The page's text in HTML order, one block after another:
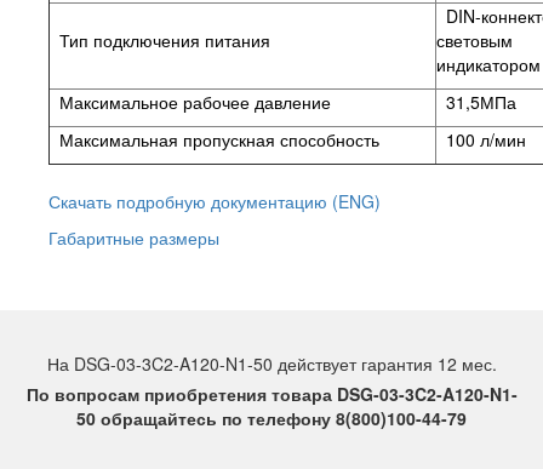
Тип подключения питания
DIN-
световым
индикатором
Максимальное рабочее давление
31,5МПа
Максимальная пропускная способность
100 л/мин
Скачать подробную документацию (ENG)
Габаритные размеры
На DSG-03-3C2-A120-N1-50 действует гарантия 12 мес.
По вопросам приобретения товара DSG-03-3C2-A120-N1-
50 обращайтесь по телефону 8(800)100-44-79